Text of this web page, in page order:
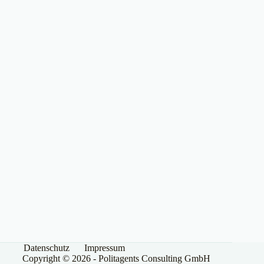
Datenschutz
Impressum
Copyright © 2026 - Politagents Consulting GmbH